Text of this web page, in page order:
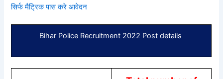
सिर्फ मैट्रिक पास करे आवेदन
Bihar Police Recruitment 2022 Post details